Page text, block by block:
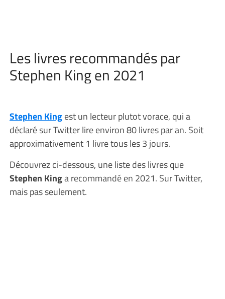
Les livres recommandés par
Stephen King en 2021
Stephen Kingest un lecteur plutot vorace, qui a
déclaré sur Twitter lire environ 80 livres par an. Soit
approximativement 1 livre tous les 3 jours.
Découvrez ci-dessous, une liste des livres que
Stephen Kinga recommandé en 2021. Sur Twitter,
mais pas seulement.